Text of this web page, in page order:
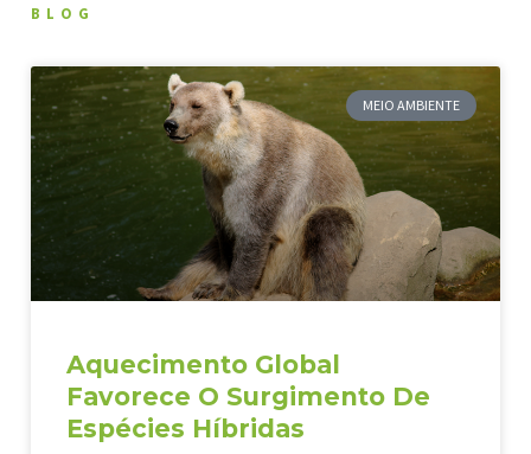
BLOG
MEIO AMBIENTE
Aquecimento Global
Favorece O Surgimento De
Espécies Híbridas